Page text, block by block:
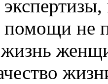
не
жизнь